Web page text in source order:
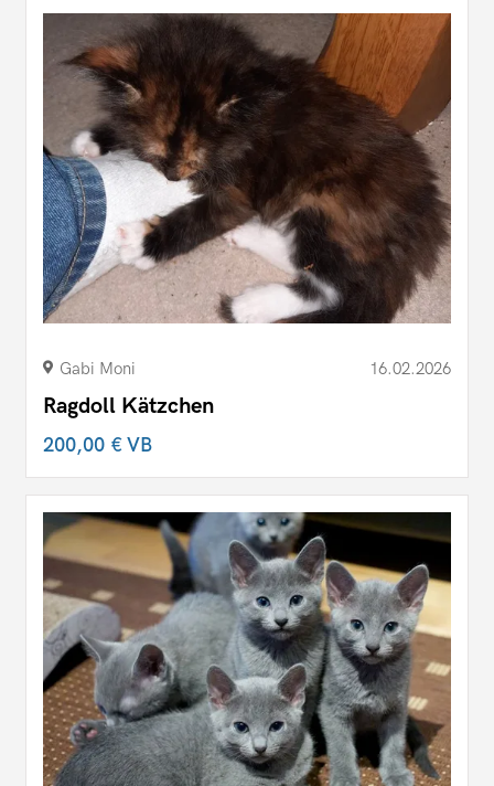
Gabi Moni 16.02.2026
Ragdoll Kätzchen
200,00 €VB